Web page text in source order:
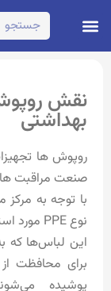
نقش
بهداشتی
صنعت مراقبت
نوع PPE مورد استفاده در مراقبت های بهداشتی هستند.
این لباس‌ها که
برای محافظت
پوشیده